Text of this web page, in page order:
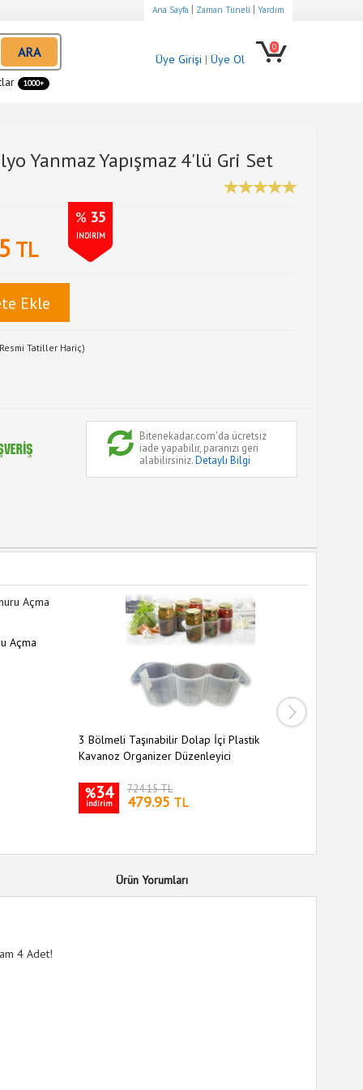
Ana Sayfa | Zaman Tüneli | Yardım
ARA
1000+
Üye Girişi | Üye Ol
0
Yanmaz Yapışmaz 4'lü Gri Set
% 35
İNDİRİM
TL
Ekle
Tatiller Hariç)
Bitenekadar.com'da ücretsiz
iade yapabilir, paranızı geri
alabilirsiniz.Detaylı Bilgi
Açma
3 Bölmeli Taşınabilir Dolap İçi Plastik
Kavanoz Organizer Düzenleyici
%34
indirim
724.15 TL
479.95 TL
Ürün Yorumları
4 Adet!